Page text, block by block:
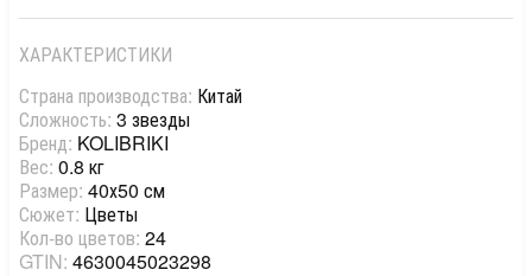
ХАРАКТЕРИСТИКИ
Страна производства: Китай
Сложность: 3 звезды
Бренд: KOLIBRIKI
Вес: 0.8 кг
Размер: 40х50 см
Сюжет: Цветы
Кол-во цветов: 24
GTIN: 4630045023298